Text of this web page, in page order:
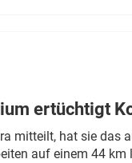
ertüchtigt
mitteilt, hat sie das
auf einem 44